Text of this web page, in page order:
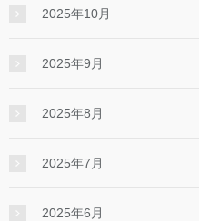
2025年10月
2025年9月
2025年8月
2025年7月
2025年6月